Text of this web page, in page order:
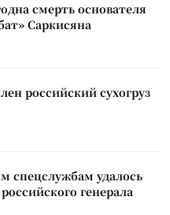
смерть основателя
Саркисяна
российский сухогруз
спецслужбам удалось
генерала